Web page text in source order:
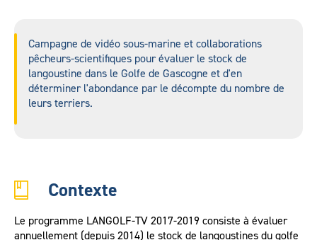
Campagne de vidéo sous-marine et collaborations
pêcheurs-scientifiques pour évaluer le stock de
langoustine dans le Golfe de Gascogne et d'en
déterminer l'abondance par le décompte du nombre de
leurs terriers.
Contexte
Le programme LANGOLF-TV 2017-2019 consiste à évaluer
annuellement (depuis 2014) le stock de langoustines du golfe